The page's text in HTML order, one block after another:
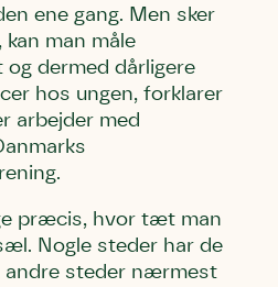
ene gang. Men sker
kan man måle
dermed dårligere
hos ungen, forklarer
arbejder med
præcis, hvor tæt man
Nogle steder har de
andre steder nærmest